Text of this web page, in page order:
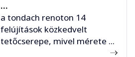
...
a tondach renoton 14
felújítások közkedvelt
tetőcserepe, mivel mérete ...